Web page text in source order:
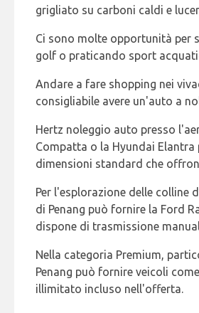
grigliato su carboni caldi e
Ci sono molte opportunità per
golf o praticando sport
Andare a fare shopping nei
consigliabile avere un'auto a
Hertz noleggio auto presso
Compatta o la Hyundai
dimensioni standard che
Per l'esplorazione delle colline
di Penang può fornire la Ford
dispone di trasmissione
Nella categoria Premium,
Penang può fornire veicoli
illimitato incluso nell'offerta.